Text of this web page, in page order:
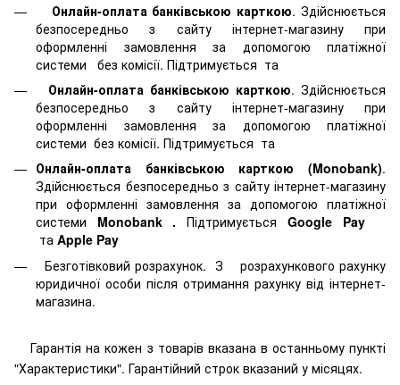
Онлайн-оплата банківською карткою. Здійснюється
безпосередньо з сайту інтернет-магазину при
оформленні замовлення за допомогою платіжної
системи
без комісії. Підтримується та
Онлайн-оплата банківською карткою. Здійснюється
безпосередньо з сайту інтернет-магазину при
оформленні замовлення за допомогою платіжної
системи без комісії. Підтримується та
Онлайн-оплата банківською карткою (Monobank).
Здійснюється безпосередньо з сайту інтернет-магазину
при оформленні замовлення за допомогою платіжної
системи Monobank .Підтримується Google Pay
та Apple Pay
Безготівковий розрахунок. З розрахункового рахунку
юридичної особи після отримання рахунку від інтернет-
магазина.
Гарантія на кожен з товарів вказана в останньому пункті
"Характеристики". Гарантійний строк вказаний у місяцях.